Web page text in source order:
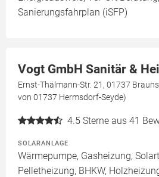
Sanierungsfahrplan (iSFP)
Vogt GmbH Sanitär &
Ernst-Thälmann-Str. 21, 01737
von 01737 Hermsdorf-Seyde)
4.5 Sterne aus 41
SOLARANLAGE
Wärmepumpe, Gasheizung,
Pelletheizung, BHKW,